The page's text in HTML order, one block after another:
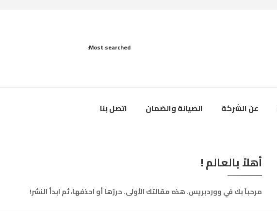
Most searched:
عن الشركة الصيانة والضمان اتصل بنا
أهلاً بالعالم !
مرحباً بك في ووردبريس. هذه مقالتك الأولى. حررّها أو احذفها، ثم ابدأ النشر!